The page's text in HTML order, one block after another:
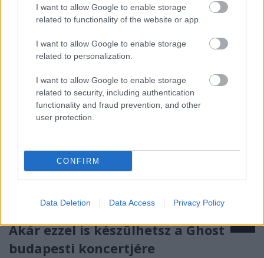
I want to allow Google to enable storage
related to functionality of the website or app.
I want to allow Google to enable storage
related to personalization.
I want to allow Google to enable storage
related to security, including authentication
functionality and fraud prevention, and other
user protection.
CONFIRM
Data Deletion Data Access Privacy Policy
Ozone MamaSonic Glorycímmel elkészítette új
nagylemezét, aminek itt és most van a premierje. A ...
Akár ezzel is készülhetsz a Ghost
budapesti koncertjére